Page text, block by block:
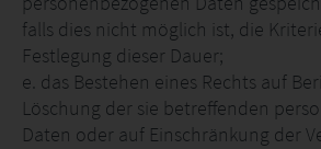
falls dies nicht möglich ist, die
Festlegung dieser Dauer;
e. das Bestehen eines Rechts auf
Löschung der sie betreffenden
Daten oder auf Einschränkung der